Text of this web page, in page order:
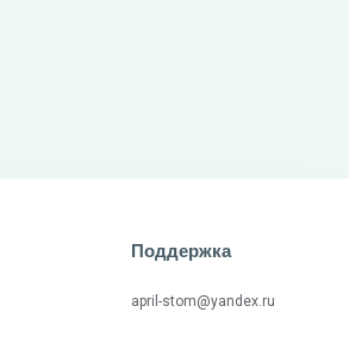
Поддержка
april-stom@yandex.ru